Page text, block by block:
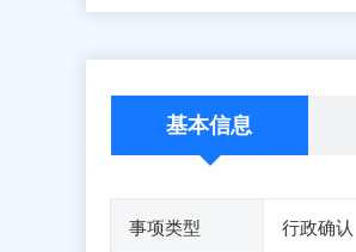
基本信息
事项类型 行政确认